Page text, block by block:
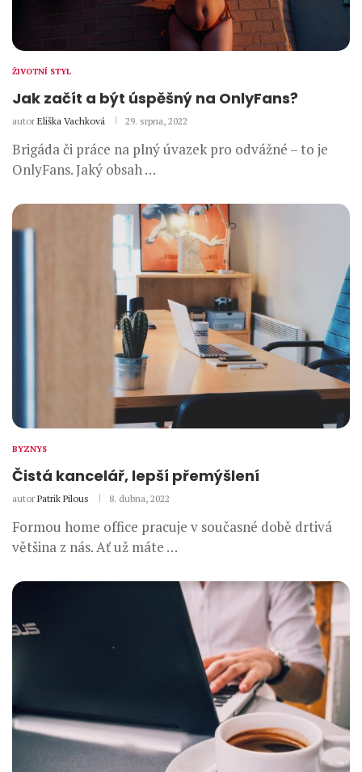
ŽIVOTNÍ STYL
Jak začít a být úspěšný na OnlyFans?
autor Eliška Vachková 29. srpna, 2022
Brigáda či práce na plný úvazek pro odvážné – to je
OnlyFans. Jaký obsah …
BYZNYS
Čistá kancelář, lepší přemýšlení
autor Patrik Pilous 8. dubna, 2022
Formou home office pracuje v současné době drtivá
většina z nás. Ať už máte …